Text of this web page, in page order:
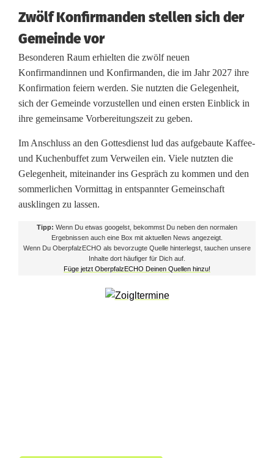
u
m
R
u
p
p
r
e
c
Zwölf Konfirmanden stellen sich der
Gemeinde vor
Besonderen Raum erhielten die zwölf neuen
Konfirmandinnen und Konfirmanden, die im Jahr 2027 ihre
Konfirmation feiern werden. Sie nutzten die Gelegenheit,
sich der Gemeinde vorzustellen und einen ersten Einblick in
ihre gemeinsame Vorbereitungszeit zu geben.
Im Anschluss an den Gottesdienst lud das aufgebaute Kaffee-
und Kuchenbuffet zum Verweilen ein. Viele nutzten die
Gelegenheit, miteinander ins Gespräch zu kommen und den
sommerlichen Vormittag in entspannter Gemeinschaft
ausklingen zu lassen.
Tipp: Wenn Du etwas googelst, bekommst Du neben den normalen
Ergebnissen auch eine Box mit aktuellen News angezeigt.
Wenn Du OberpfalzECHO als bevorzugte Quelle hinterlegst, tauchen unsere
Inhalte dort häufiger für Dich auf.
Füge jetzt OberpfalzECHO Deinen Quellen hinzu!